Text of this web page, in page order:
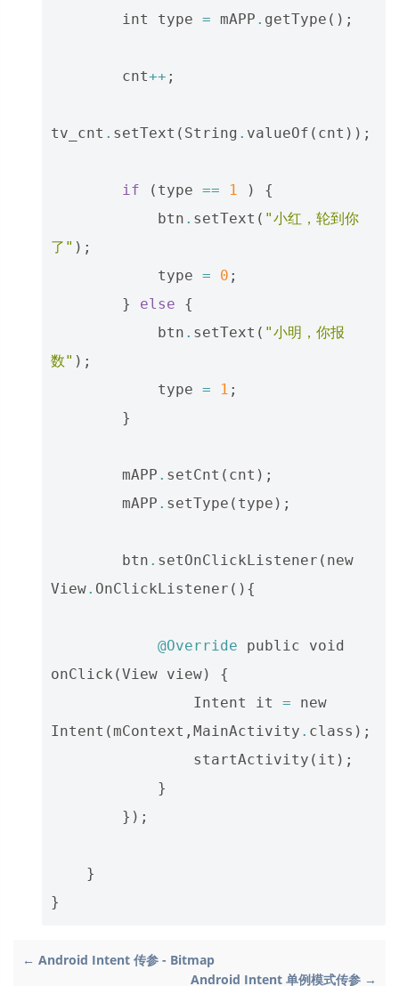
int
type = mAPP . getType ();
cnt++ ;
tv_cnt . setText ( String . valueOf ( cnt ));
if ( type == 1 )
{
btn . setText ( "小红，轮到你
了" );
type = 0 ;
}
else
{
btn . setText ( "小明，你报
数" );
type = 1 ;
}
mAPP . setCnt ( cnt );
mAPP . setType ( type );
btn . setOnClickListener ( new
View. OnClickListener (){
@Override public
void
onClick (View view)
{
Intent
it =
new
Intent (mContext , MainActivity . class );
startActivity ( it );
}
});
}
}
← Android Intent 传参 - Bitmap
Android Intent 单例模式传参 →